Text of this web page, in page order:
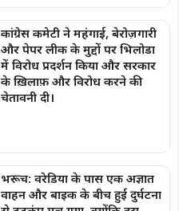
कांग्रेस कमेटी ने महंगाई, बेरोज़गारी
और पेपर लीक के मुद्दों पर भिलोडा
में विरोध प्रदर्शन किया और सरकार
के ख़िलाफ़ और विरोध करने की
चेतावनी दी।
भरूच: वरेडिया के पास एक अज्ञात
वाहन और बाइक के बीच हुई दुर्घटना